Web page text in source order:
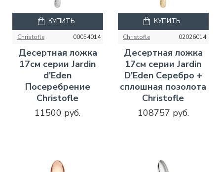
Christofle 00054014
Десертная ложка
17см серии Jardin
d'Eden
Посеребрение
Christofle
11500 руб.
КУПИТЬ
Christofle 02026014
Десертная ложка
17см серии Jardin
D'Eden Серебро +
сплошная позолота
Christofle
108757 руб.
КУПИТЬ